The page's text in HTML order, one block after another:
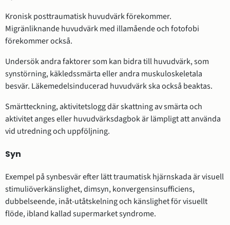
Kronisk posttraumatisk huvudvärk förekommer.
Migränliknande huvudvärk med illamående och fotofobi
förekommer också.
Undersök andra faktorer som kan bidra till huvudvärk, som
synstörning, käkledssmärta eller andra muskuloskeletala
besvär. Läkemedelsinducerad huvudvärk ska också beaktas.
Smärtteckning, aktivitetslogg där skattning av smärta och
aktivitet anges eller huvudvärksdagbok är lämpligt att använda
vid utredning och uppföljning.
Syn
Exempel på synbesvär efter lätt traumatisk hjärnskada är visuell
stimuliöverkänslighet, dimsyn, konvergensinsufficiens,
dubbelseende, inåt-utåtskelning och känslighet för visuellt
flöde, ibland kallad supermarket syndrome.